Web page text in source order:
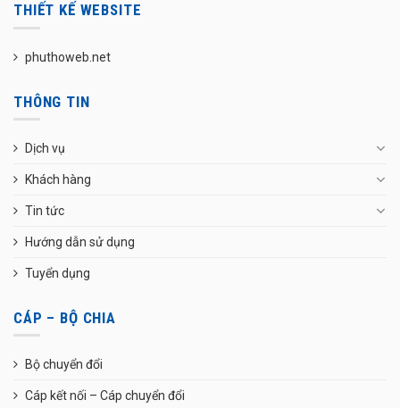
THIẾT KẾ WEBSITE
phuthoweb.net
THÔNG TIN
Dịch vụ
Khách hàng
Tin tức
Hướng dẫn sử dụng
Tuyển dụng
CÁP – BỘ CHIA
Bộ chuyển đổi
Cáp kết nối – Cáp chuyển đổi